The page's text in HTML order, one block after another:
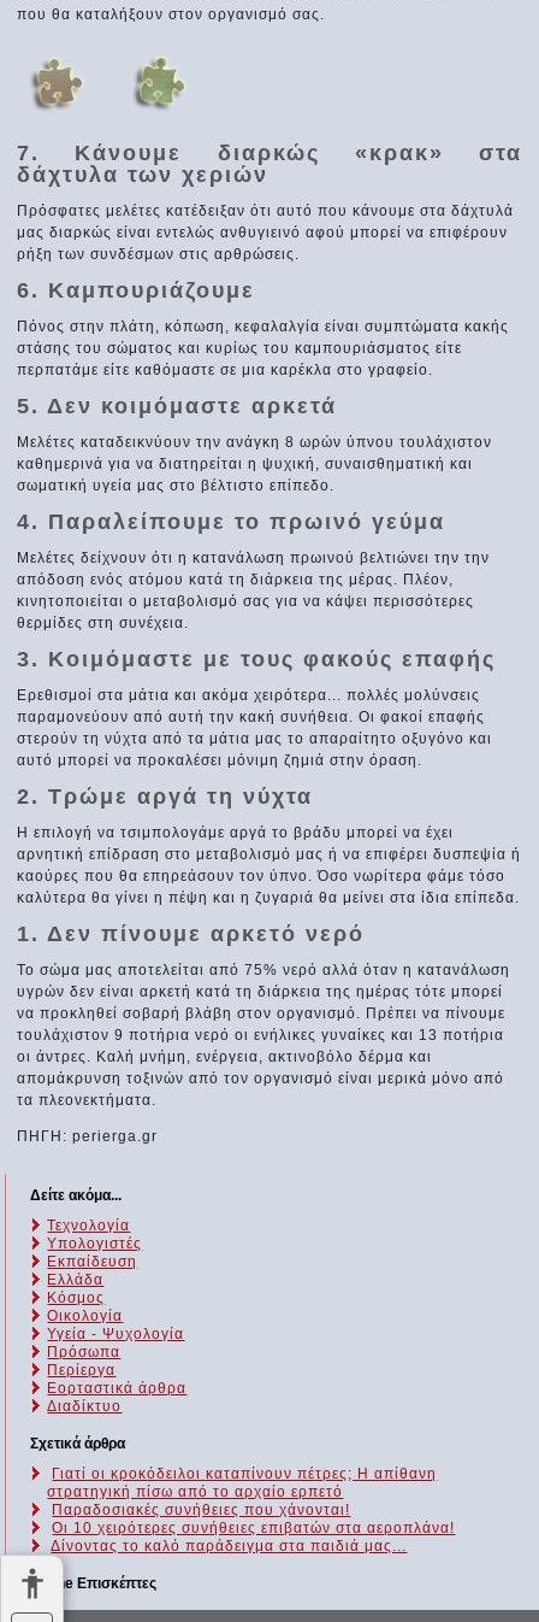
που θα καταλήξουν στον οργανισμό σας.
7. Κάνουμε διαρκώς «κρακ» στα
δάχτυλα των χεριών
Πρόσφατες μελέτες κατέδειξαν ότι αυτό που κάνουμε στα δάχτυλά
μας διαρκώς είναι εντελώς ανθυγιεινό αφού μπορεί να επιφέρουν
ρήξη των συνδέσμων στις αρθρώσεις.
6. Καμπουριάζουμε
Πόνος στην πλάτη, κόπωση, κεφαλαλγία είναι συμπτώματα κακής
στάσης του σώματος και κυρίως του καμπουριάσματος είτε
περπατάμε είτε καθόμαστε σε μια καρέκλα στο γραφείο.
5. Δεν κοιμόμαστε αρκετά
Μελέτες καταδεικνύουν την ανάγκη 8 ωρών ύπνου τουλάχιστον
καθημερινά για να διατηρείται η ψυχική, συναισθηματική και
σωματική υγεία μας στο βέλτιστο επίπεδο.
4. Παραλείπουμε το πρωινό γεύμα
Μελέτες δείχνουν ότι η κατανάλωση πρωινού βελτιώνει την την
απόδοση ενός ατόμου κατά τη διάρκεια της μέρας. Πλέον,
κινητοποιείται ο μεταβολισμό σας για να κάψει περισσότερες
θερμίδες στη συνέχεια.
3. Κοιμόμαστε με τους φακούς επαφής
Ερεθισμοί στα μάτια και ακόμα χειρότερα... πολλές μολύνσεις
παραμονεύουν από αυτή την κακή συνήθεια. Οι φακοί επαφής
στερούν τη νύχτα από τα μάτια μας το απαραίτητο οξυγόνο και
αυτό μπορεί να προκαλέσει μόνιμη ζημιά στην όραση.
2. Τρώμε αργά τη νύχτα
Η επιλογή να τσιμπολογάμε αργά το βράδυ μπορεί να έχει
αρνητική επίδραση στο μεταβολισμό μας ή να επιφέρει δυσπεψία ή
καούρες που θα επηρεάσουν τον ύπνο. Όσο νωρίτερα φάμε τόσο
καλύτερα θα γίνει η πέψη και η ζυγαριά θα μείνει στα ίδια επίπεδα.
1. Δεν πίνουμε αρκετό νερό
Το σώμα μας αποτελείται από 75% νερό αλλά όταν η κατανάλωση
υγρών δεν είναι αρκετή κατά τη διάρκεια της ημέρας τότε μπορεί
να προκληθεί σοβαρή βλάβη στον οργανισμό. Πρέπει να πίνουμε
τουλάχιστον 9 ποτήρια νερό οι ενήλικες γυναίκες και 13 ποτήρια
οι άντρες. Καλή μνήμη, ενέργεια, ακτινοβόλο δέρμα και
απομάκρυνση τοξινών από τον οργανισμό είναι μερικά μόνο από
τα πλεονεκτήματα.
ΠΗΓΗ: perierga.gr
Δείτε ακόμα...
Τεχνολογία
Υπολογιστές
Εκπαίδευση
Ελλάδα
Κόσμος
Οικολογία
Υγεία - Ψυχολογία
Πρόσωπα
Περίεργα
Εορταστικά άρθρα
Διαδίκτυο
Σχετικά άρθρα
Γιατί οι κροκόδειλοι καταπίνουν πέτρες; Η απίθανη
στρατηγική πίσω από το αρχαίο ερπετό
Παραδοσιακές συνήθειες που χάνονται!
Οι 10 χειρότερες συνήθειες επιβατών στα αεροπλάνα!
Δίνοντας το καλό παράδειγμα στα παιδιά μας...
Online Επισκέπτες